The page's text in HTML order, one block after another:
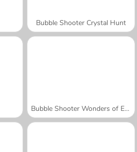
Bubble Shooter Crystal Hunt
Bubble Shooter Wonders of Egypt